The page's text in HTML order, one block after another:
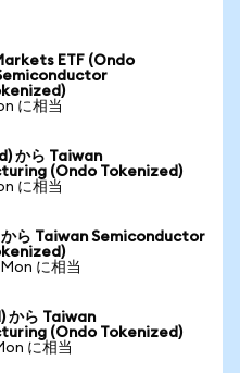
ETF (Ondo
に相当
から Taiwan
(Ondo Tokenized)
に相当
ら Taiwan Semiconductor
に相当
から Taiwan
(Ondo Tokenized)
に相当